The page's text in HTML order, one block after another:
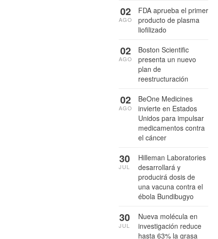
FDA aprueba el primer
producto de plasma
liofilizado
02
AGO
Boston Scientific
presenta un nuevo
plan de
reestructuración
02
AGO
BeOne Medicines
invierte en Estados
Unidos para impulsar
medicamentos contra
el cáncer
02
AGO
Hilleman Laboratories
desarrollará y
producirá dosis de
una vacuna contra el
ébola Bundibugyo
30
JUL
Nueva molécula en
investigación reduce
hasta 63% la grasa
30
JUL